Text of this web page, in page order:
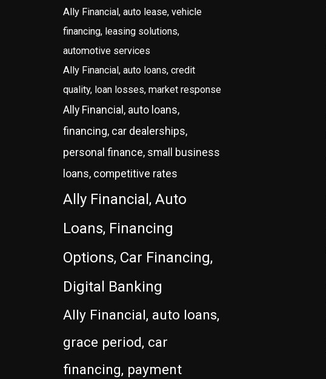
Ally Financial, auto lease, vehicle
financing, leasing solutions,
automotive services
Ally Financial, auto loans, credit
quality, loan losses, market response
Ally Financial, auto loans,
financing, car dealerships,
personal finance, small business
loans, competitive rates
Ally Financial, Auto
Loans, Financing
Options, Car Financing,
Digital Banking
Ally Financial, auto loans,
grace period, car
financing, payment